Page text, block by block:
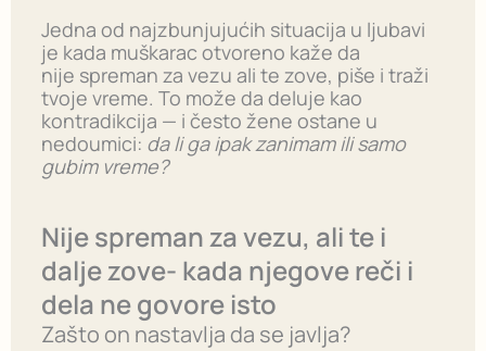
Jedna od najzbunjujućih situacija u ljubavi
je kada muškarac otvoreno kaže da
nije spreman za vezu ali te zove, piše i traži
tvoje vreme. To može da deluje kao
kontradikcija — i često žene ostane u
nedoumici: da li ga ipak zanimam ili samo
gubim vreme?
Nije spreman za vezu, ali te i
dalje zove- kada njegove reči i
dela ne govore isto
Zašto on nastavlja da se javlja?